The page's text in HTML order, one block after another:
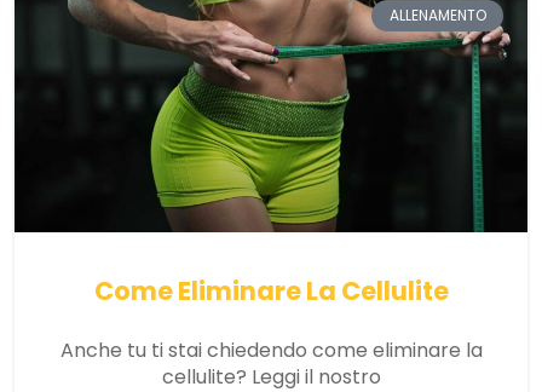
ALLENAMENTO
Come Eliminare La Cellulite
Anche tu ti stai chiedendo come eliminare la
cellulite? Leggi il nostro